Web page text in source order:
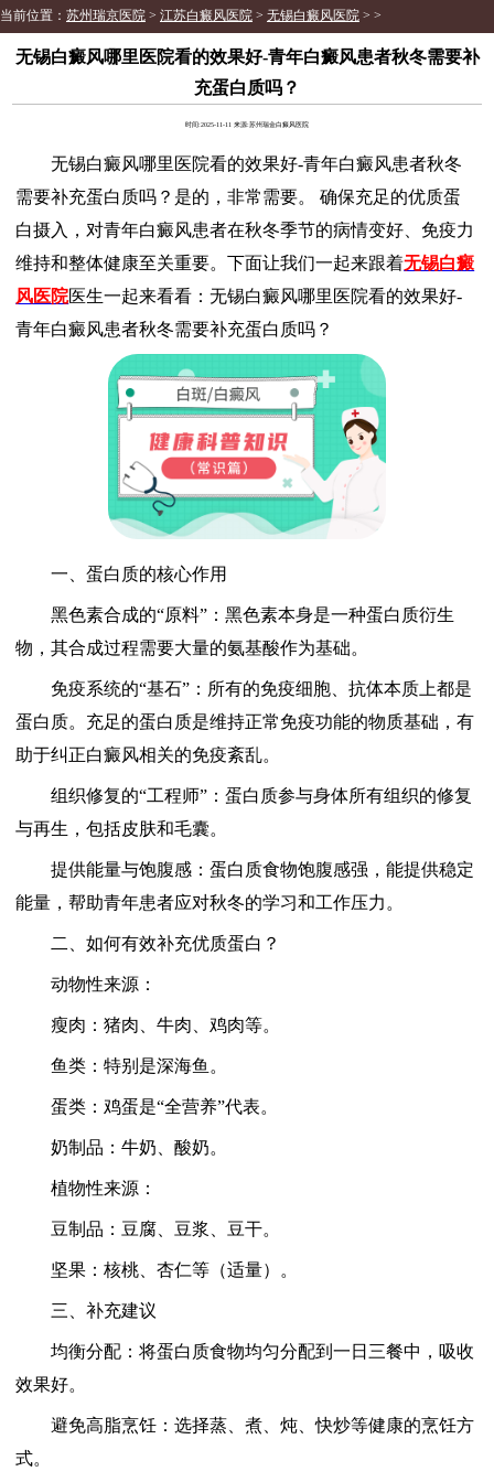
当前位置： 苏州瑞京医院 > 江苏白癜风医院 > 无锡白癜风医院 > >
无锡白癜风哪里医院看的效果好-青年白癜风患者秋冬需要补
充蛋白质吗？
时间:2025-11-11 来源:苏州瑞金白癜风医院
无锡白癜风哪里医院看的效果好-青年白癜风患者秋冬
需要补充蛋白质吗？是的，非常需要。 确保充足的优质蛋
白摄入，对青年白癜风患者在秋冬季节的病情变好、免疫力
维持和整体健康至关重要。下面让我们一起来跟着无锡白癜
风医院医生一起来看看：无锡白癜风哪里医院看的效果好-
青年白癜风患者秋冬需要补充蛋白质吗？
一、蛋白质的核心作用
黑色素合成的“原料”：黑色素本身是一种蛋白质衍生
物，其合成过程需要大量的氨基酸作为基础。
免疫系统的“基石”：所有的免疫细胞、抗体本质上都是
蛋白质。充足的蛋白质是维持正常免疫功能的物质基础，有
助于纠正白癜风相关的免疫紊乱。
组织修复的“工程师”：蛋白质参与身体所有组织的修复
与再生，包括皮肤和毛囊。
提供能量与饱腹感：蛋白质食物饱腹感强，能提供稳定
能量，帮助青年患者应对秋冬的学习和工作压力。
二、如何有效补充优质蛋白？
动物性来源：
瘦肉：猪肉、牛肉、鸡肉等。
鱼类：特别是深海鱼。
蛋类：鸡蛋是“全营养”代表。
奶制品：牛奶、酸奶。
植物性来源：
豆制品：豆腐、豆浆、豆干。
坚果：核桃、杏仁等（适量）。
三、补充建议
均衡分配：将蛋白质食物均匀分配到一日三餐中，吸收
效果好。
避免高脂烹饪：选择蒸、煮、炖、快炒等健康的烹饪方
式。